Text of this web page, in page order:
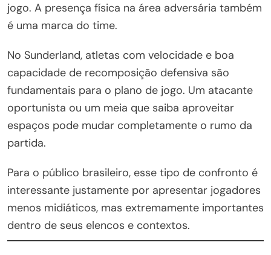
jogo. A presença física na área adversária também
é uma marca do time.
No Sunderland, atletas com velocidade e boa
capacidade de recomposição defensiva são
fundamentais para o plano de jogo. Um atacante
oportunista ou um meia que saiba aproveitar
espaços pode mudar completamente o rumo da
partida.
Para o público brasileiro, esse tipo de confronto é
interessante justamente por apresentar jogadores
menos midiáticos, mas extremamente importantes
dentro de seus elencos e contextos.